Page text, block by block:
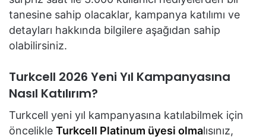
tanesine sahip olacaklar, kampanya katılımı ve
detayları hakkında bilgilere aşağıdan sahip
olabilirsiniz.
Turkcell 2026 Yeni Yıl Kampanyasına
Nasıl Katılırım?
Turkcell yeni yıl kampanyasına katılabilmek için
öncelikle Turkcell Platinum üyesi olmalısınız,